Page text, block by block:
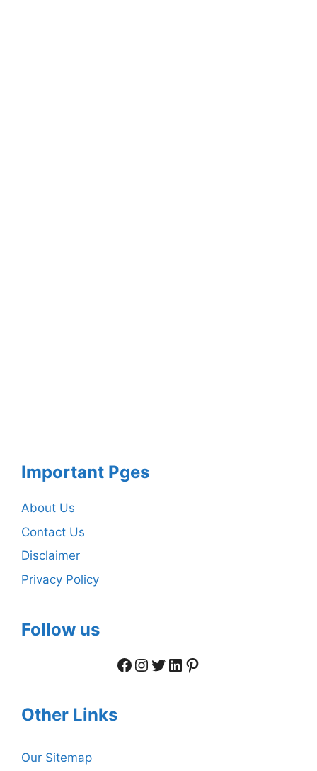
Important Pges
About Us
Contact Us
Disclaimer
Privacy Policy
Follow us
Facebook
Instagram
Twitter
LinkedIn
Pinterest
Other Links
Our Sitemap